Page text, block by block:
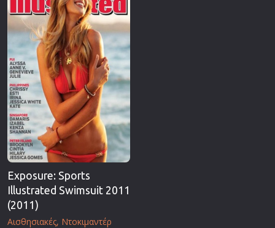
Exposure: Sports
Illustrated Swimsuit 2011
(2011)
Αισθησιακές Ντοκιμαντέρ